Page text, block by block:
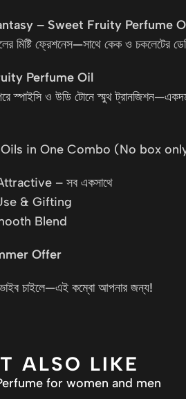
– Sweet Fruity Perfume
মিষ্টি ফ্রেশনেস—সাথে কেক ও চকলেটের
Perfume Oil
পরে স্পাইসি ও উডি টোনে স্মুথ
in One Combo (No box
– সব একসাথে
& Gifting
Blend
Offer
ভাইব চাইলে—এই কম্বো আপনার জন্য!
ALSO LIKE
for women and men